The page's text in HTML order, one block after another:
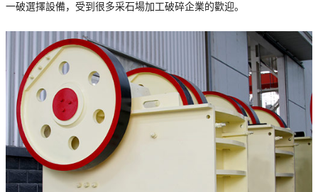
一破選擇設備，受到很多采石場加工破碎企業的歡迎。